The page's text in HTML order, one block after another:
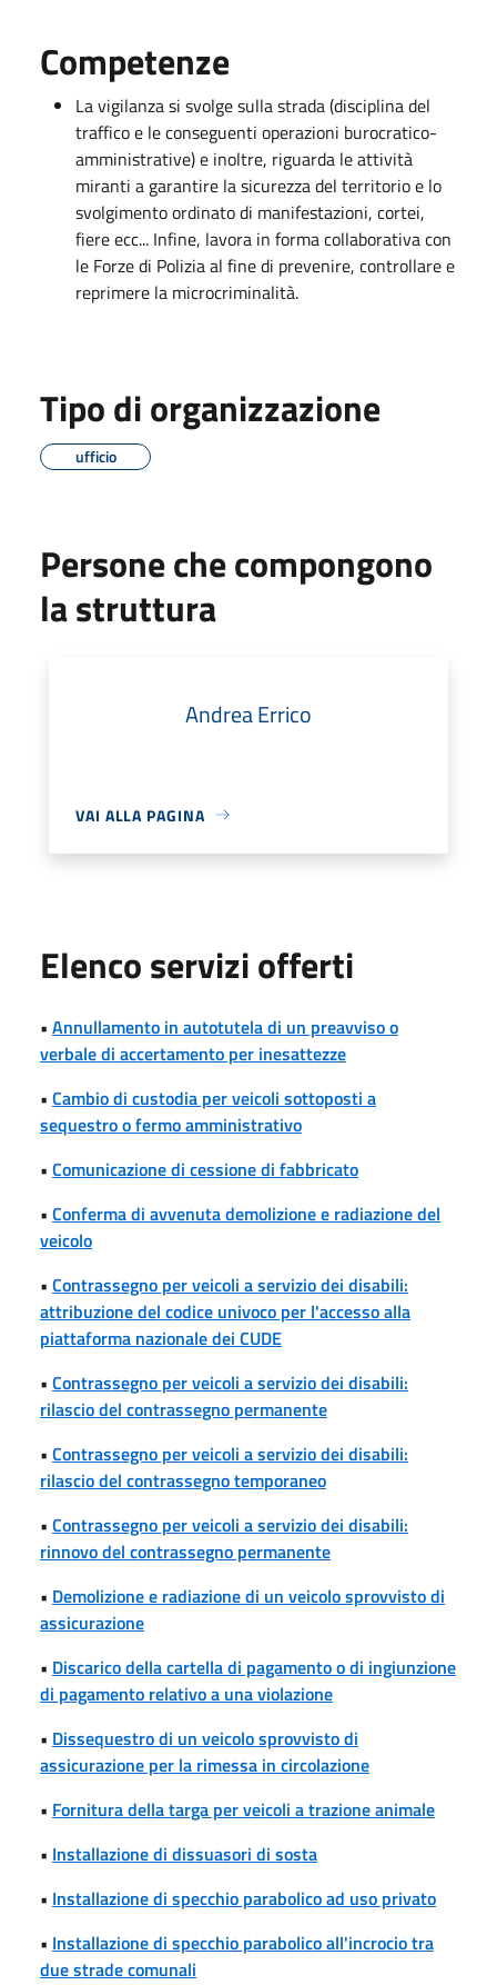
Competenze
La vigilanza si svolge sulla strada (disciplina del
traffico e le conseguenti operazioni burocratico-
amministrative) e inoltre, riguarda le attività
miranti a garantire la sicurezza del territorio e lo
svolgimento ordinato di manifestazioni, cortei,
fiere ecc... Infine, lavora in forma collaborativa con
le Forze di Polizia al fine di prevenire, controllare e
reprimere la microcriminalità.
Tipo di organizzazione
ufficio
Persone che compongono
la struttura
Andrea Errico
VAI ALLA PAGINA
Elenco servizi offerti
• Annullamento in autotutela di un preavviso o
verbale di accertamento per inesattezze
• Cambio di custodia per veicoli sottoposti a
sequestro o fermo amministrativo
• Comunicazione di cessione di fabbricato
• Conferma di avvenuta demolizione e radiazione del
veicolo
• Contrassegno per veicoli a servizio dei disabili:
attribuzione del codice univoco per l'accesso alla
piattaforma nazionale dei CUDE
• Contrassegno per veicoli a servizio dei disabili:
rilascio del contrassegno permanente
• Contrassegno per veicoli a servizio dei disabili:
rilascio del contrassegno temporaneo
• Contrassegno per veicoli a servizio dei disabili:
rinnovo del contrassegno permanente
• Demolizione e radiazione di un veicolo sprovvisto di
assicurazione
• Discarico della cartella di pagamento o di ingiunzione
di pagamento relativo a una violazione
• Dissequestro di un veicolo sprovvisto di
assicurazione per la rimessa in circolazione
• Fornitura della targa per veicoli a trazione animale
• Installazione di dissuasori di sosta
• Installazione di specchio parabolico ad uso privato
• Installazione di specchio parabolico all'incrocio tra
due strade comunali